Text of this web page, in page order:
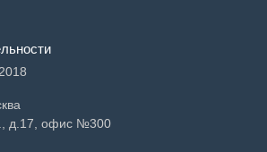
д.17, офис №300